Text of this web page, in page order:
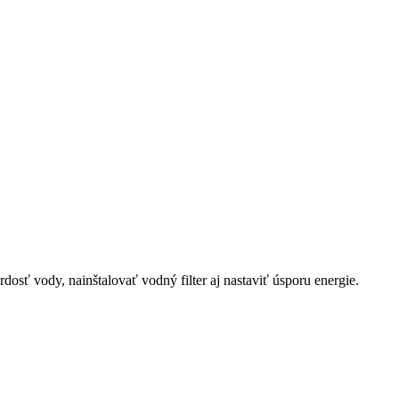
vody, nainštalovať vodný filter aj nastaviť úsporu energie.